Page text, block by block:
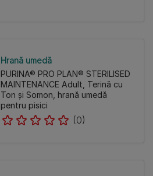
Hrană umedă
PURINA® PRO PLAN® STERILISED
MAINTENANCE Adult, Terină cu
Ton și Somon, hrană umedă
pentru pisici
(0)